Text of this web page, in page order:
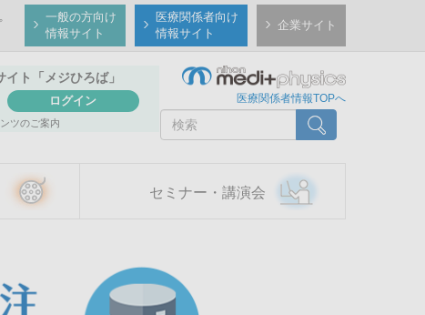
一般の方向け
情報サイト
医療関係者向け
情報サイト
企業サイト
医療関係者情報TOPへ
イト 「メジひろば」
ログイン
ツのご案内
索
検索
セミナー・講演会